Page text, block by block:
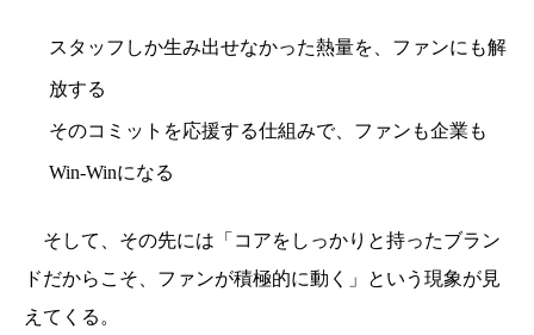
スタッフしか生み出せなかった熱量を、ファンにも解
放する
そのコミットを応援する仕組みで、ファンも企業も
Win-Winになる
そして、その先には「コアをしっかりと持ったブラン
ドだからこそ、ファンが積極的に動く」という現象が見
えてくる。